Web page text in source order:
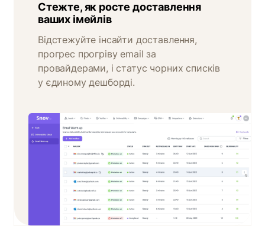
Стежте, як росте доставлення
ваших імейлів
Відстежуйте інсайти доставлення,
прогрес прогріву email за
провайдерами, і статус чорних списків
у єдиному дешборді.